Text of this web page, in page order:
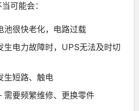
可能会：
很快老化，电路过载
电力故障时，UPS无法及时切
生短路、触电
要频繁维修、更换零件